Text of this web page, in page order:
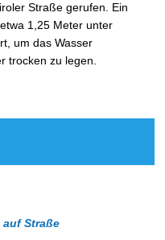
Straße gerufen. Ein
1,25 Meter unter
um das Wasser
trocken zu legen.
auf Straße